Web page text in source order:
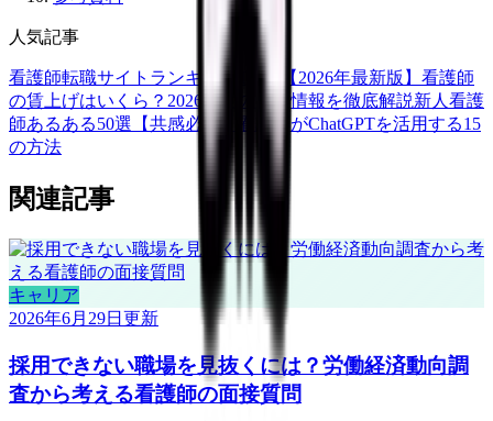
人気記事
看護師転職サイトランキングTOP5【2026年最新版】 看護師
の賃上げはいくら？2026年度の最新情報を徹底解説新人看護
師あるある50選【共感必至】
看護師がChatGPTを活用する15
の方法
関連記事
キャリア
2026年6月29日 更新
採用できない職場を見抜くには？労働経済動向調
査から考える看護師の面接質問